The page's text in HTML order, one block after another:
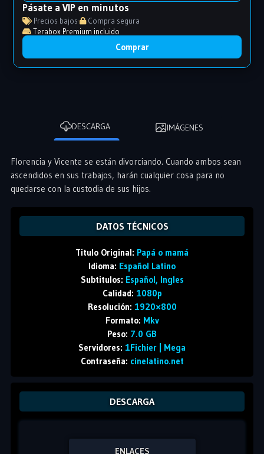
Pásate a VIP en minutos
Precios bajos·
Compra segura
Terabox Premium incluido
Comprar
DESCARGA IMÁGENES
Florencia y Vicente se están divorciando. Cuando ambos sean
ascendidos en sus trabajos, harán cualquier cosa para no
quedarse con la custodia de sus hijos.
DATOS TÉCNICOS
Titulo Original: Papá o mamá
Idioma: Español Latino
Subtitulos: Español, Ingles
Calidad: 1080p
Resolución: 1920×800
Formato: Mkv
Peso: 7.0 GB
Servidores: 1Fichier | Mega
Contraseña: cinelatino.net
DESCARGA
ENLACES